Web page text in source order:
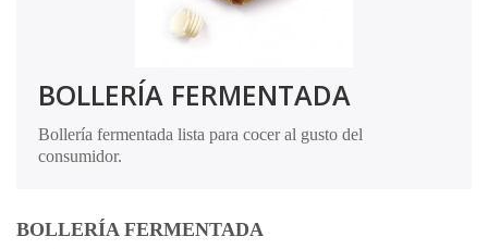
BOLLERÍA FERMENTADA
Bollería fermentada lista para cocer al gusto del
consumidor.
BOLLERÍA FERMENTADA